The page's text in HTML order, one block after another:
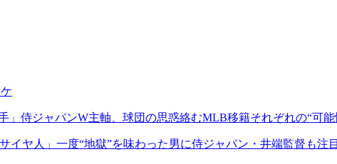
」侍ジャパンW主軸、球団の思惑絡むMLB移籍それぞれの“可能
イヤ人」一度“地獄”を味わった男に侍ジャパン・井端監督も注目